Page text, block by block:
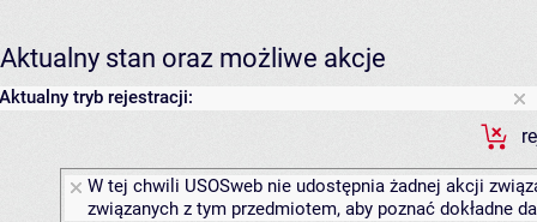
Aktualny stan oraz możliwe akcje
Aktualny tryb rejestracji:
W tej chwili USOSweb nie udostępnia żadnej akcji
związanych z tym przedmiotem, aby poznać dokładne